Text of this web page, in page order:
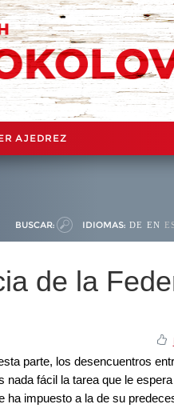
AJEDREZ
BUSCAR: IDIOMAS: DE EN
de la
parte, los desencuentros
fácil la tarea que le
ha impuesto a la de su